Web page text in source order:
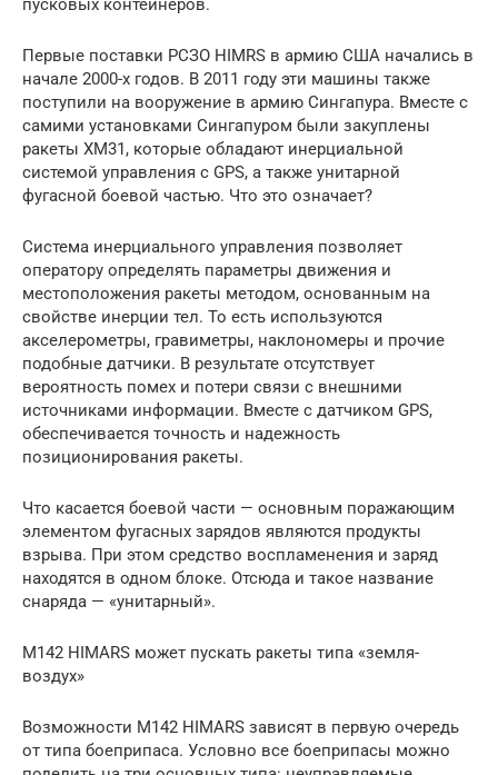
пусковых контейнеров.
Первые поставки РСЗО HIMRS в армию США начались в
начале 2000-х годов. В 2011 году эти машины также
поступили на вооружение в армию Сингапура. Вместе с
самими установками Сингапуром были закуплены
ракеты XM31, которые обладают инерциальной
системой управления с GPS, а также унитарной
фугасной боевой частью. Что это означает?
Система инерциального управления позволяет
оператору определять параметры движения и
местоположения ракеты методом, основанным на
свойстве инерции тел. То есть используются
акселерометры, гравиметры, наклономеры и прочие
подобные датчики. В результате отсутствует
вероятность помех и потери связи с внешними
источниками информации. Вместе с датчиком GPS,
обеспечивается точность и надежность
позиционирования ракеты.
Что касается боевой части — основным поражающим
элементом фугасных зарядов являются продукты
взрыва. При этом средство воспламенения и заряд
находятся в одном блоке. Отсюда и такое название
снаряда — «унитарный».
M142 HIMARS может пускать ракеты типа «земля-
воздух»
Возможности M142 HIMARS зависят в первую очередь
от типа боеприпаса. Условно все боеприпасы можно